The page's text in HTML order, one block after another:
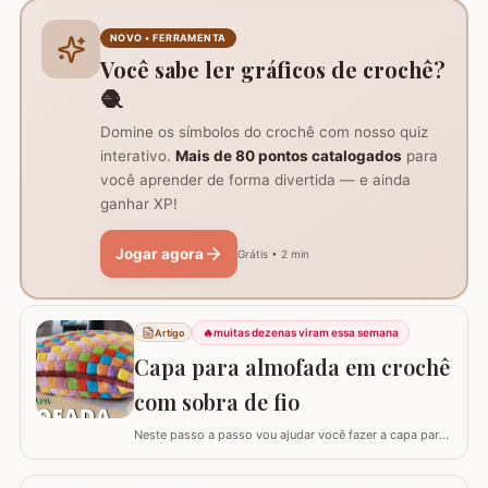
crie uma peça volumosa e encantadora, perfeita para
trilhos de mesa, aplicações em tapetes ou…
NOVO • FERRAMENTA
Você sabe ler gráficos de crochê?
🧶
Domine os símbolos do crochê com nosso quiz
interativo. Mais de 80 pontos catalogados para
você aprender de forma divertida — e ainda
ganhar XP!
Jogar agora Grátis • 2 min
Artigo 🔥muitas dezenas viram essa semana
Capa para almofada em crochê
com sobra de fio
Neste passo a passo vou ajudar você fazer a capa para
passo a passo do tapete, mas desta vez vou mostrar